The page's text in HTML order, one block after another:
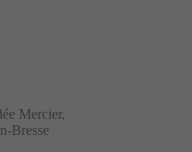
Mercier,
Bresse